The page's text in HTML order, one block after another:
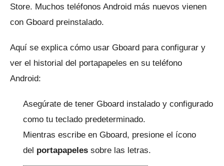
Store. Muchos teléfonos Android más nuevos vienen
con Gboard preinstalado.
Aquí se explica cómo usar Gboard para configurar y
ver el historial del portapapeles en su teléfono
Android:
Asegúrate de tener Gboard instalado y configurado
como tu teclado predeterminado.
Mientras escribe en Gboard, presione el ícono
del portapapeles sobre las letras.